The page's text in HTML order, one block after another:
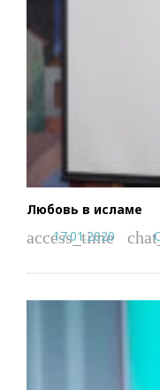
Любовь в исламе
access_time
17.01.2020